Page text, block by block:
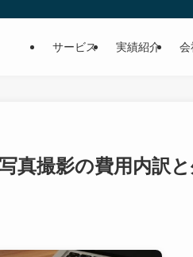
サービス 実績紹介 会
真撮影の費用内訳